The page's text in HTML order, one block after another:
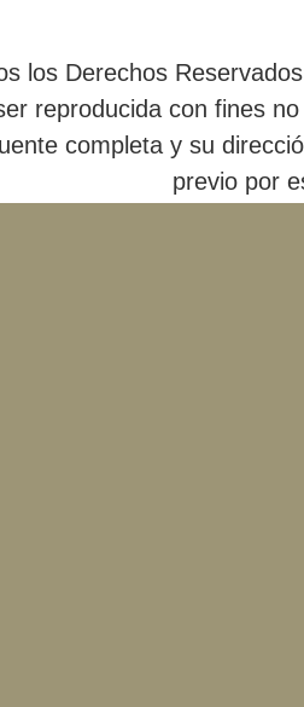
los Derechos
reproducida con fines
completa y su
previo por